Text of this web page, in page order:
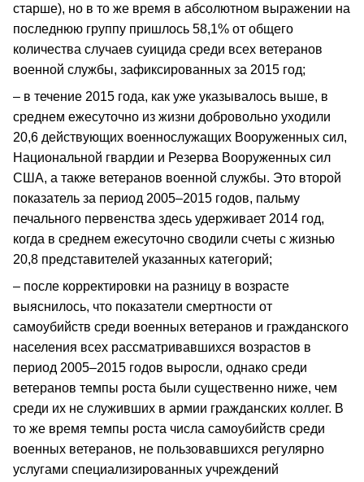
старше), но в то же время в абсолютном выражении на
последнюю группу пришлось 58,1% от общего
количества случаев суицида среди всех ветеранов
военной службы, зафиксированных за 2015 год;
– в течение 2015 года, как уже указывалось выше, в
среднем ежесуточно из жизни добровольно уходили
20,6 действующих военнослужащих Вооруженных сил,
Национальной гвардии и Резерва Вооруженных сил
США, а также ветеранов военной службы. Это второй
показатель за период 2005–2015 годов, пальму
печального первенства здесь удерживает 2014 год,
когда в среднем ежесуточно сводили счеты с жизнью
20,8 представителей указанных категорий;
– после корректировки на разницу в возрасте
выяснилось, что показатели смертности от
самоубийств среди военных ветеранов и гражданского
населения всех рассматривавшихся возрастов в
период 2005–2015 годов выросли, однако среди
ветеранов темпы роста были существенно ниже, чем
среди их не служивших в армии гражданских коллег. В
то же время темпы роста числа самоубийств среди
военных ветеранов, не пользовавшихся регулярно
услугами специализированных учреждений